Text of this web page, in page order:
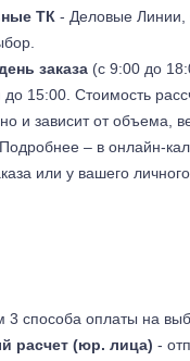
ТК - Деловые
заказа (с 9:00 до
15:00. Стоимость
и зависит от объема,
– в онлайн-
или у вашего
3 способа оплаты на
расчет (юр. лица) -